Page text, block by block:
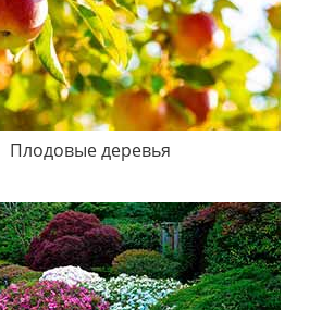
Плодовые деревья